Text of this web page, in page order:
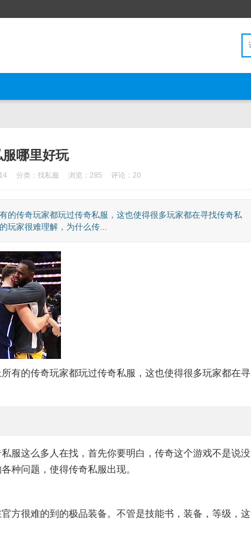
哪里好玩
分类： 找私服 浏览：285 评论：20
的传奇玩家都玩过传奇私服，这也使得很多玩家都在寻找传奇私
玩家很难理解，为什么传...
有的传奇玩家都玩过传奇私服，这也使得很多玩家都在寻
服这么多人在找，首先你要明白，传奇这个游戏不是说没
种问题，使得传奇私服出现。
方很难的到的极品装备。不管是技能书，装备，等级，这